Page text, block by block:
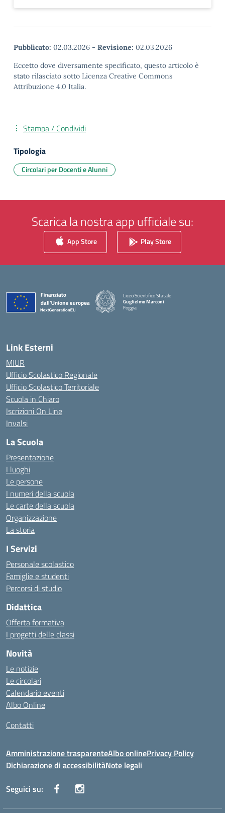
Pubblicato: 02.03.2026 - Revisione: 02.03.2026
Eccetto dove diversamente specificato, questo articolo è
stato rilasciato sotto Licenza Creative Commons
Attribuzione 4.0 Italia.
Stampa / Condividi
Tipologia
Circolari per Docenti e Alunni
Scarica la nostra app ufficiale su:
App Store Play Store
Liceo Scientifico Statale
Guglielmo Marconi
Foggia
— Visita la pagina iniziale della scuola
Link Esterni
MIUR
Ufficio Scolastico Regionale
Ufficio Scolastico Territoriale
Scuola in Chiaro
Iscrizioni On Line
Invalsi
La Scuola
Presentazione
I luoghi
Le persone
I numeri della scuola
Le carte della scuola
Organizzazione
La storia
I Servizi
Personale scolastico
Famiglie e studenti
Percorsi di studio
Didattica
Offerta formativa
I progetti delle classi
Novità
Le notizie
Le circolari
Calendario eventi
Albo Online
Contatti
Amministrazione trasparenteAlbo onlinePrivacy Policy
Dichiarazione di accessibilitàNote legali
Seguici su: